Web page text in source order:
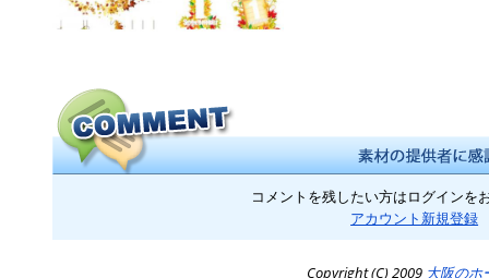
コメントを残したい方はログインを
アカウント新規登録
Copyright (C) 2009 大阪のホ